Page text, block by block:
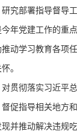
究部署指导督导工
年党建工作的重
动学习教育各项
。
贯彻落实习近平
促指导相关地方
并推动解决违规吃